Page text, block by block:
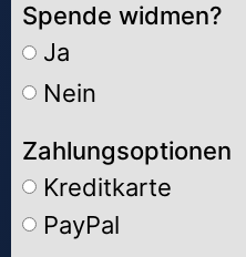
Spende widmen?
Ja
Nein
Zahlungsoptionen
Kreditkarte
PayPal